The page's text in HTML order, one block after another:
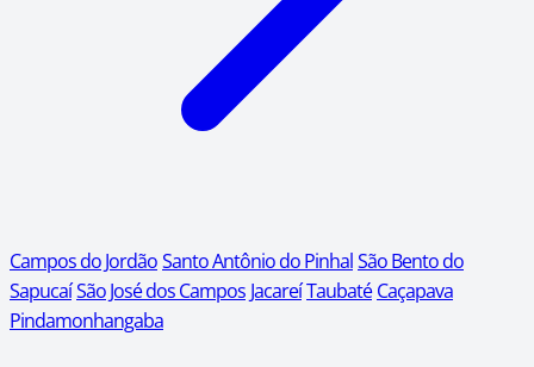
Campos do JordãoSanto Antônio do PinhalSão Bento do
SapucaíSão José dos Campos JacareíTaubaté Caçapava
Pindamonhangaba